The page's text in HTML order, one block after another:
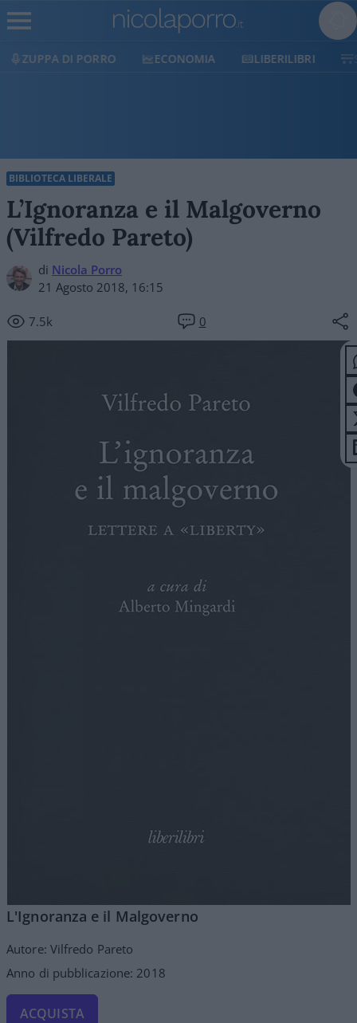
ECONOMIA LIBERILIBRI SHOP SOSTIENICI
BIBLIOTECA LIBERALE
L’Ignoranza e il Malgoverno
(Vilfredo Pareto)
di Nicola Porro
21 Agosto 2018, 16:15
7.5k 0
L'Ignoranza e il Malgoverno
Autore: Vilfredo Pareto
Anno di pubblicazione: 2018
ACQUISTA